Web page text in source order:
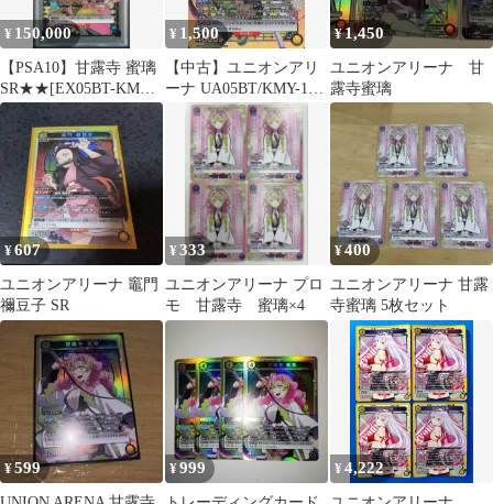
¥ 150,000
【PSA10】甘露寺 蜜璃
SR★★[EX05BT-KMY-
3-034]鬼滅の刃
¥ 1,500
【中古】ユニオンアリ
ーナ UA05BT/KMY-1-
020[SR★]：(キラ)甘露
寺 蜜璃
¥1,450
ユニオンアリーナ 甘
露寺蜜璃
¥607
ユニオンアリーナ 竈門
禰豆子 SR
¥333
ユニオンアリーナ プロ
モ 甘露寺 蜜璃×4
¥400
ユニオンアリーナ 甘露
寺蜜璃 5枚セット
¥599 ¥999 ¥4,222